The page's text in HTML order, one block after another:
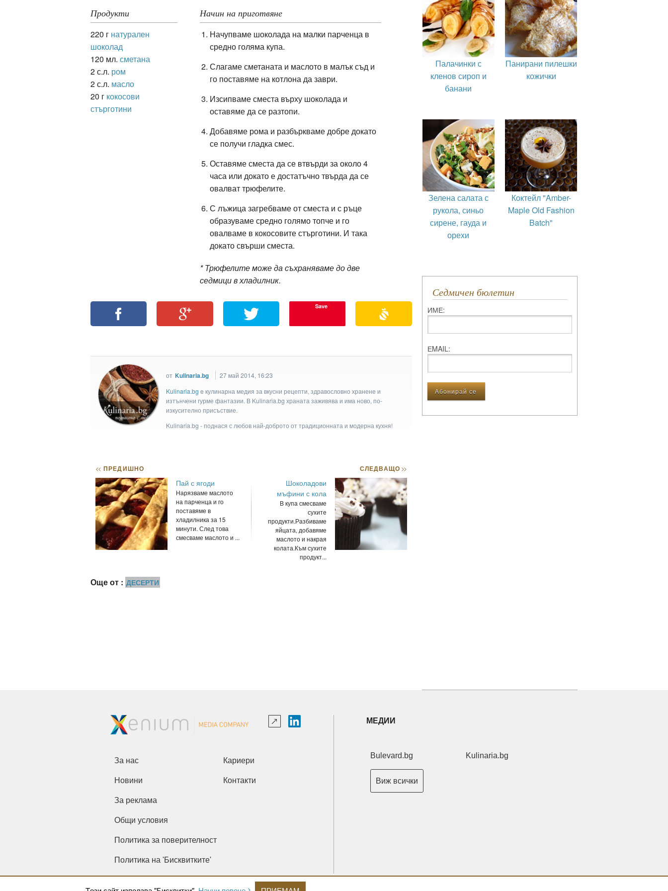
Продукти
220 г натурален
шоколад
120 мл. сметана
2 с.л. ром
2 с.л. масло
20 г кокосови
стърготини
Начин на приготвяне
Начупваме шоколада на малки парченца в
средно голяма купа.
Слагаме сметаната и маслото в малък съд и
го поставяме на котлона да заври.
Изсипваме сместа върху шоколада и
оставяме да се разтопи.
Добавяме рома и разбъркваме добре докато
се получи гладка смес.
Оставяме сместа да се втвърди за около 4
часа или докато е достатъчно твърда да се
овалват трюфелите.
С лъжица загребваме от сместа и с ръце
образуваме средно голямо топче и го
овалваме в кокосовите стърготини. И така
докато свърши сместа.
* Трюфелите може да съхраняваме до две
седмици в хладилник.
Save
от Kulinaria.bg
27 май 2014, 16:23
Kulinaria.bg e кулинарна медия за вкусни рецепти, здравословно хранене и
изтънчени гурме фантазии. В Kulinaria.bg храната заживява и има ново, по-
изкусително присъствие.
Kulinaria.bg - поднася с любов най-доброто от традиционната и модерна кухня!
<< ПРЕДИШНО
Пай с ягоди
Нарязваме маслото
на парченца и го
поставяме в
хладилника за 15
минути. След това
смесваме маслото и ...
СЛЕДВАЩО>>
Шоколадови
мъфини с кола
В купа смесваме
сухите
продукти.Разбиваме
яйцата, добавяме
маслото и накрая
колата.Към сухите
продукт...
Още от : ДЕСЕРТИ
Палачинки с
кленов сироп и
банани
Панирани пилешки
кожички
Зелена салата с
рукола, синьо
сирене, гауда и
орехи
Коктейл "Amber-
Maple Old Fashion
Batch"
Седмичен бюлетин
ИМЕ:
ЕMAIL:
За нас Кариери
Новини Контакти
За реклама
Общи условия
Политика за поверителност
Политика на 'Бисквитките'
МЕДИИ
Bulevard.bg Kulinaria.bg
Виж всички
Copyright © 2026 Ксениум ООД. Всички права запазени.